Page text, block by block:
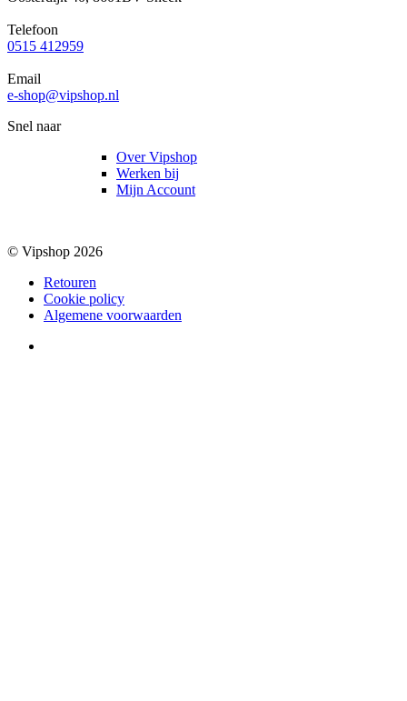
Telefoon
0515 412959
Email
e-shop@vipshop.nl
Snel naar
Over Vipshop
Werken bij
Mijn Account
© Vipshop 2026
Retouren
Cookie policy
Algemene voorwaarden